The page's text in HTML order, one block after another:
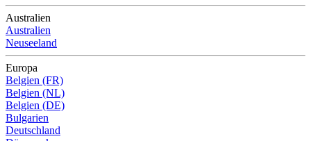
Australien
Australien
Neuseeland
Europa
Belgien (FR)
Belgien (NL)
Belgien (DE)
Bulgarien
Deutschland